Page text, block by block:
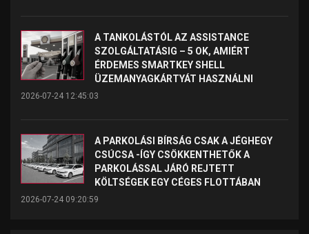
A TANKOLÁSTÓL AZ ASSISTANCE
SZOLGÁLTATÁSIG – 5 OK, AMIÉRT
ÉRDEMES SMARTKEY SHELL
ÜZEMANYAGKÁRTYÁT HASZNÁLNI
2026-07-24 12:45:03
A PARKOLÁSI BÍRSÁG CSAK A JÉGHEGY
CSÚCSA -ÍGY CSÖKKENTHETŐK A
PARKOLÁSSAL JÁRÓ REJTETT
KÖLTSÉGEK EGY CÉGES FLOTTÁBAN
2026-07-24 09:20:59